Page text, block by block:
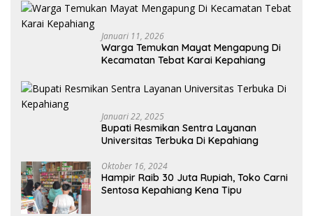
Januari 11, 2026
Warga Temukan Mayat Mengapung Di
Kecamatan Tebat Karai Kepahiang
Januari 22, 2025
Bupati Resmikan Sentra Layanan
Universitas Terbuka Di Kepahiang
Oktober 16, 2024
Hampir Raib 30 Juta Rupiah, Toko Carni
Sentosa Kepahiang Kena Tipu